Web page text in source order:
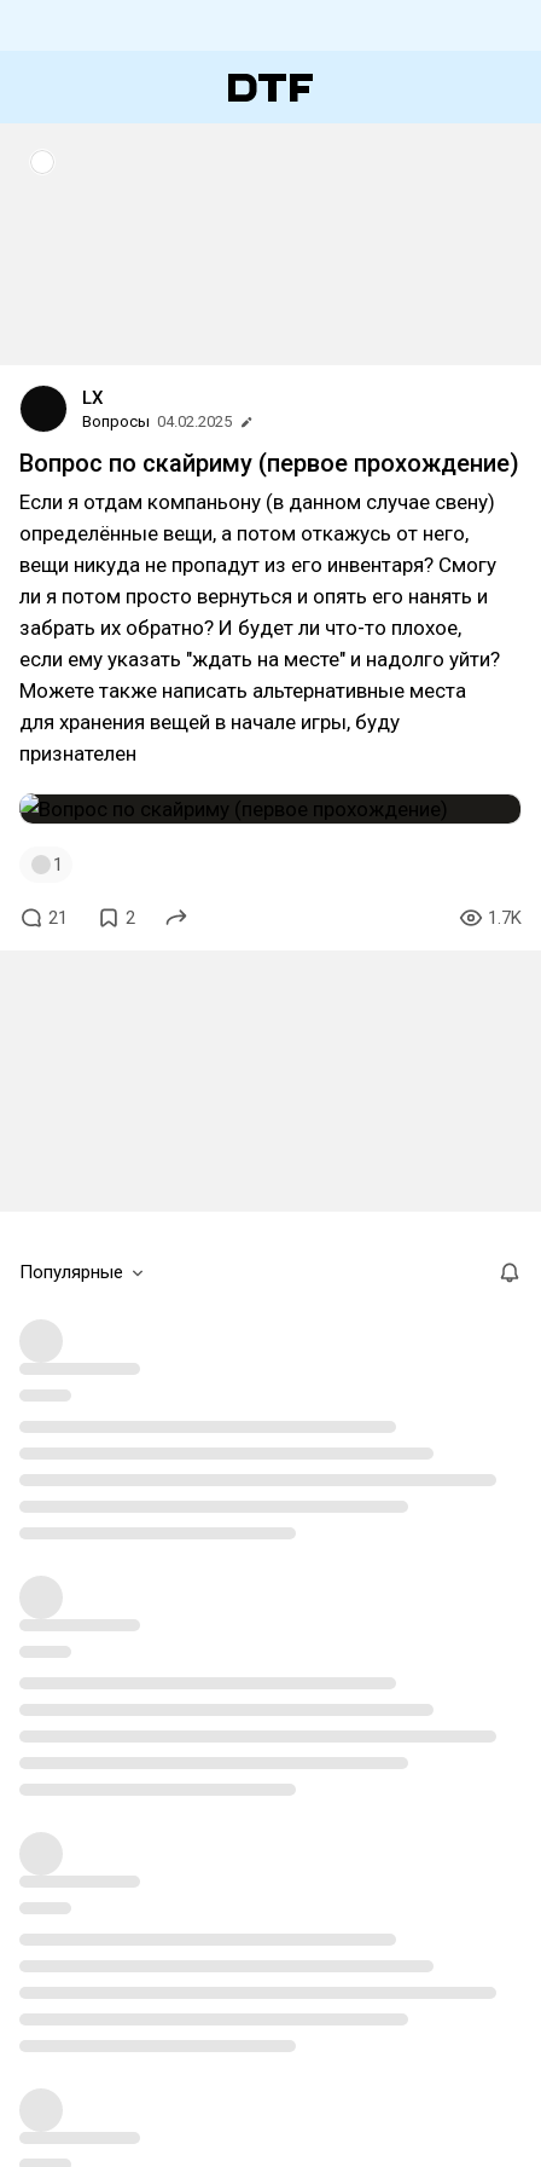
LX
Вопросы 04.02.2025
Вопрос по скайриму (первое прохождение)
Если я отдам компаньону (в данном случае свену)
определённые вещи, а потом откажусь от него,
вещи никуда не пропадут из его инвентаря? Смогу
ли я потом просто вернуться и опять его нанять и
забрать их обратно? И будет ли что-то плохое,
если ему указать "ждать на месте" и надолго уйти?
Можете также написать альтернативные места
для хранения вещей в начале игры, буду
признателен
1
21 2 1.7K
Популярные